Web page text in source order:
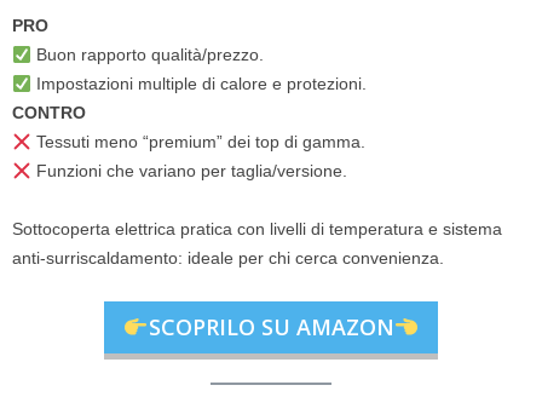
PRO
Buon rapporto qualità/prezzo.
Impostazioni multiple di calore e protezioni.
CONTRO
Tessuti meno “premium” dei top di gamma.
Funzioni che variano per taglia/versione.
Sottocoperta elettrica pratica con livelli di temperatura e sistema
anti-surriscaldamento: ideale per chi cerca convenienza.
SCOPRILO SU AMAZON